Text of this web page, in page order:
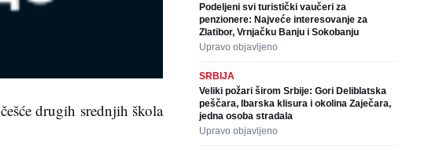
drugih srednjih škola
Podeljeni svi turistički vaučeri za
penzionere: Najveće interesovanje za
Zlatibor, Vrnjačku Banju i Sokobanju
Upravo objavljeno
SRBIJA
Veliki požari širom Srbije: Gori Deliblatska
peščara, Ibarska klisura i okolina Zaječara,
jedna osoba stradala
Upravo objavljeno